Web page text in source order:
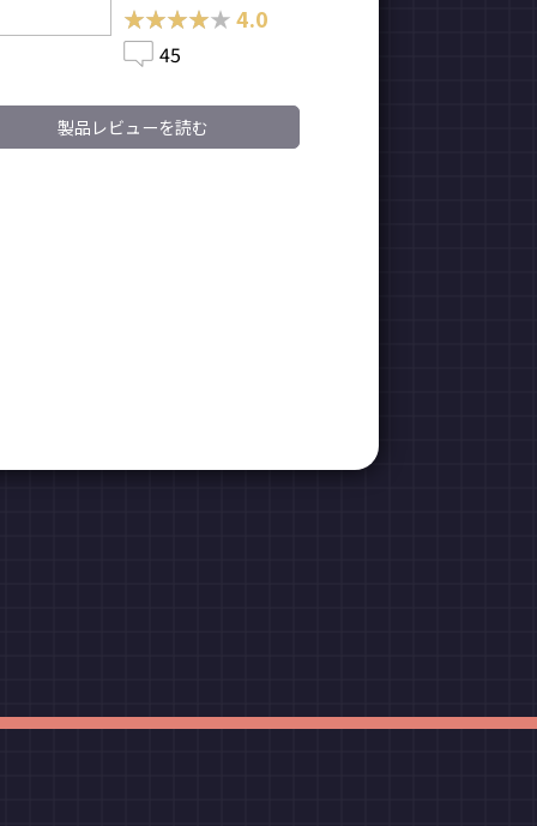
★★★★★
★★★★★4.0
45
製品レビューを読む